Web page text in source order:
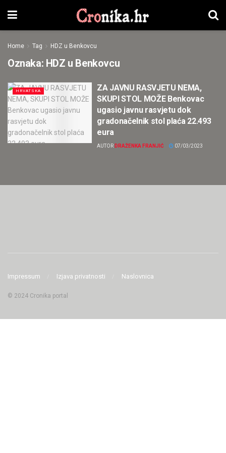
Home Tag HDZ u Benkovcu
Oznaka: HDZ u Benkovcu
HRVATSKA
ZA JAVNU RASVJETU NEMA,
SKUPI STOL MOŽE Benkovac
ugasio javnu rasvjetu dok
gradonačelnik stol plaća 22.493
eura
AUTOR DRAŽENKA FRANJIĆ 07/03/2023
Impressum Izjava privatnosti Naslovnica
© 2024 Cronika portal